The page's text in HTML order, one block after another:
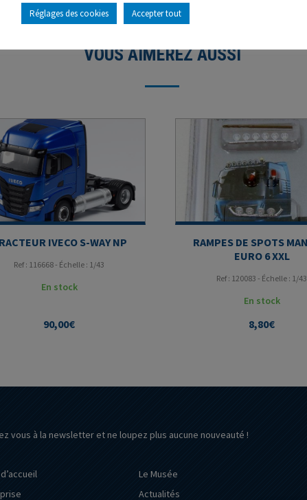
VOUS AIMEREZ AUSSI
IVECO S-WAY NP
Ref : 116668 - Échelle : 1/43
En stock
90,00€
RAMPES DE SPOTS
EURO 6 XXL
Ref : 120083 - Échelle : 1/43
En stock
8,80€
vous à la newsletter et ne loupez plus aucune nouveauté !
Le Musée
Actualités
Réglages des cookies Accepter tout